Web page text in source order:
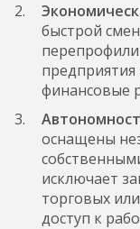
быстрой
финансовые
оснащены
исключает
торговых
доступ к